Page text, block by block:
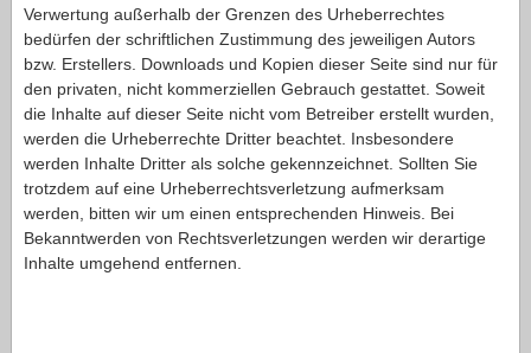
Verwertung außerhalb der Grenzen des Urheberrechtes
bedürfen der schriftlichen Zustimmung des jeweiligen Autors
bzw. Erstellers. Downloads und Kopien dieser Seite sind nur für
den privaten, nicht kommerziellen Gebrauch gestattet. Soweit
die Inhalte auf dieser Seite nicht vom Betreiber erstellt wurden,
werden die Urheberrechte Dritter beachtet. Insbesondere
werden Inhalte Dritter als solche gekennzeichnet. Sollten Sie
trotzdem auf eine Urheberrechtsverletzung aufmerksam
werden, bitten wir um einen entsprechenden Hinweis. Bei
Bekanntwerden von Rechtsverletzungen werden wir derartige
Inhalte umgehend entfernen.